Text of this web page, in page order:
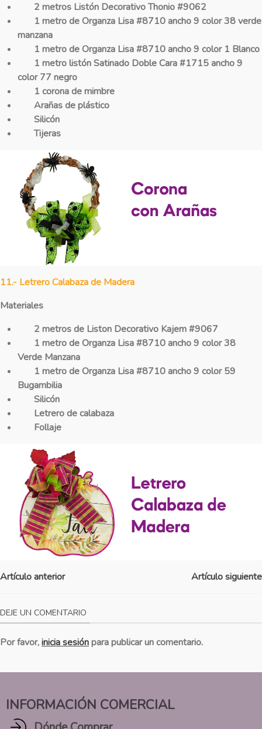
2 metros Listón Decorativo Thonio #9062
1 metro de Organza Lisa #8710ancho 9 color 38 verde
manzana
1 metro de Organza Lisa #8710ancho 9 color 1 Blanco
1 metro listón Satinado Doble Cara #1715 ancho 9
color 77 negro
1 corona de mimbre
Arañas de plástico
Silicón
Tijeras
11.- Letrero Calabaza de Madera
Materiales
2 metros de Liston Decorativo Kajem #9067
1 metro de Organza Lisa #8710ancho 9 color 38
Verde Manzana
1 metro de Organza Lisa #8710ancho 9 color 59
Bugambilia
Silicón
Letrero de calabaza
Follaje
Artículo anterior Artículo siguiente
DEJE UN COMENTARIO
Por favor,inicia sesiónpara publicar un comentario.
INFORMACIÓN COMERCIAL